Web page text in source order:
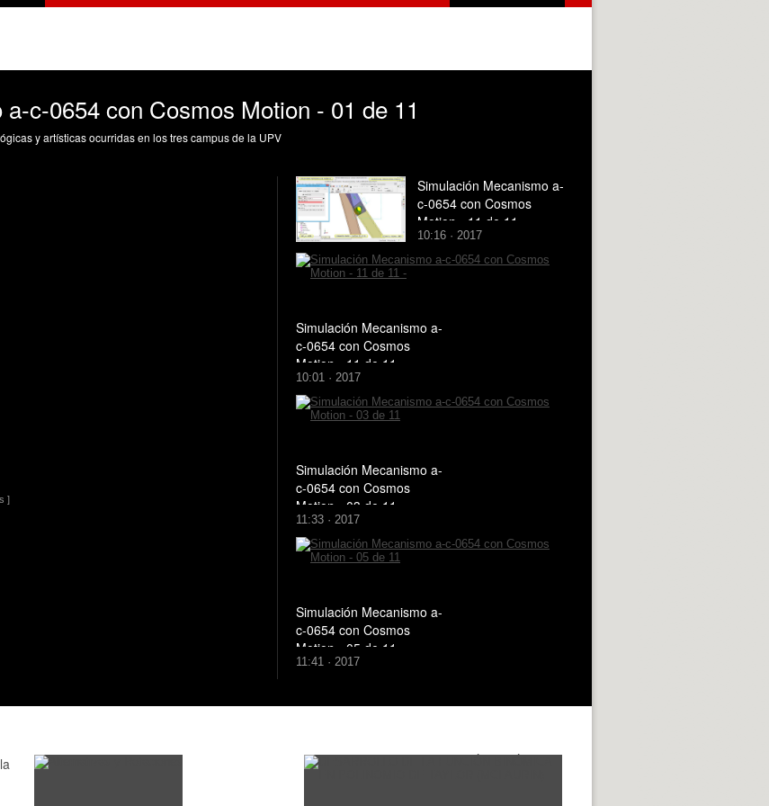
c-0654 con Cosmos Motion - 01 de 11
y artísticas ocurridas en los tres campus de la UPV
]
Simulación Mecanismo a-
c-0654 con Cosmos
Motion - 11 de 11
10:16 · 2017
Simulación Mecanismo a-
c-0654 con Cosmos
Motion - 11 de 11 -
10:01 · 2017
Simulación Mecanismo a-
c-0654 con Cosmos
Motion - 03 de 11
11:33 · 2017
Simulación Mecanismo a-
c-0654 con Cosmos
Motion - 05 de 11
11:41 · 2017